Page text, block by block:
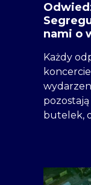
nami o
Każdy
butelek,